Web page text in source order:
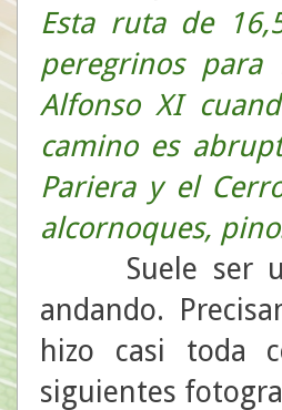
Esta ruta de
peregrinos
Alfonso XI
camino es
Pariera y el
alcornoques,
Suele ser una
andando.
hizo casi toda
siguientes